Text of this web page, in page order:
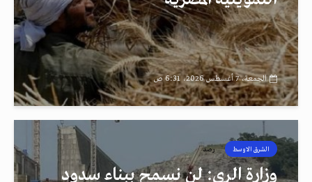
الجمعة، 7 أغسطس 2026، 6:31 ص
الشرق الاوسط رصد
وزارة الري: لن نسمح ببناء سدود